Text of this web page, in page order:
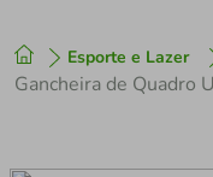
Esporte e Lazer
1º tenis